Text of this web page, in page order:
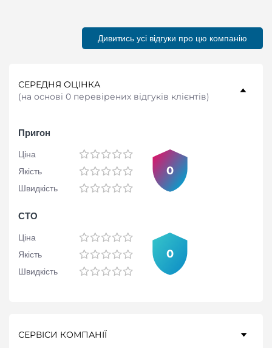
Дивитись усі відгуки про цю компанію
СЕРЕДНЯ ОЦІНКА
(на основі 0 перевірених відгуків клієнтів)
Пригон
Ціна
Якість
Швидкість
0
СТО
Ціна
Якість
Швидкість
0
СЕРВІСИ КОМПАНІЇ